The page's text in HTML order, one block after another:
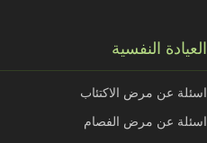
العيادة النفسية
اسئلة عن مرض الاكتئاب
اسئلة عن مرض الفصام